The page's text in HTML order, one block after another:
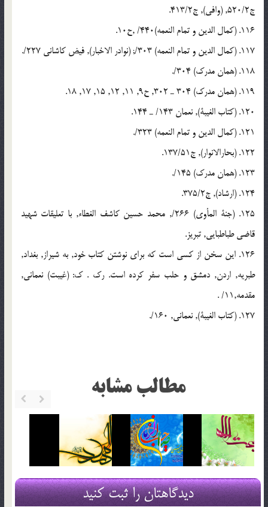
ج520/2, (وافی), ج413/2.
116. (کمال الدین و تمام النعمه)440/ ,ح10.
117. (کمال الدین و تمام النعمه) 303/; (نوادر الاخبار), فیض کاشانی 227/.
118. (همان مدرک) 304/.
119. (همان مدرک) 304 ـ 302, ح9, 11, 12, 15, 17, 18.
120. (کتاب الغیبة), نعمان 143/ ـ 144.
121. (کمال الدین و تمام النعمه) 323/.
122. (بحارالانوار), ج137/51.
123. (همان مدرک) 145/.
124. (ارشاد), ج375/2.
125. (جنة المأوی) 266/, محمد حسین کاشف الغطاء, با تعلیقات شهید
قاضی طباطبایی, تبریز.
126. این سخن از کسی است که برای نوشتن کتاب خود, به شیراز, بغداد,
طبریه, اردن, دمشق و حلب سفر کرده است. رک . ک: (غیبت) نعمانی,
مقدمه,11/ .
127. (کتاب الغیبة), نعمانی, 160/.
مطالب مشابه
دیدگاهتان را ثبت کنید